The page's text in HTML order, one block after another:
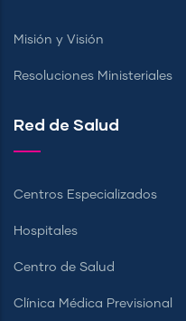
Misión y Visión
Resoluciones Ministeriales
Red de Salud
Centros Especializados
Hospitales
Centro de Salud
Clínica Médica Previsional